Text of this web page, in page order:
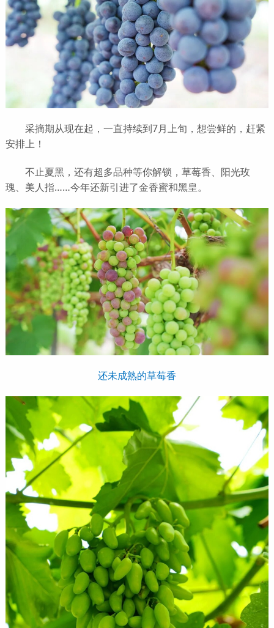
采摘期从现在起，一直持续到7月上旬，想尝鲜的，赶紧
安排上！
不止夏黑，还有超多品种等你解锁，草莓香、阳光玫
瑰、美人指……今年还新引进了金香蜜和黑皇。
还未成熟的草莓香